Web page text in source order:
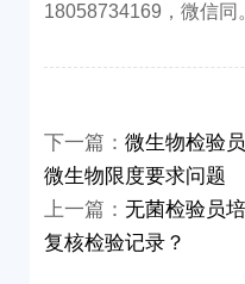
18058734169，微信同
下一篇：微生物检验
微生物限度要求问题
上一篇：无菌检验员
复核检验记录？